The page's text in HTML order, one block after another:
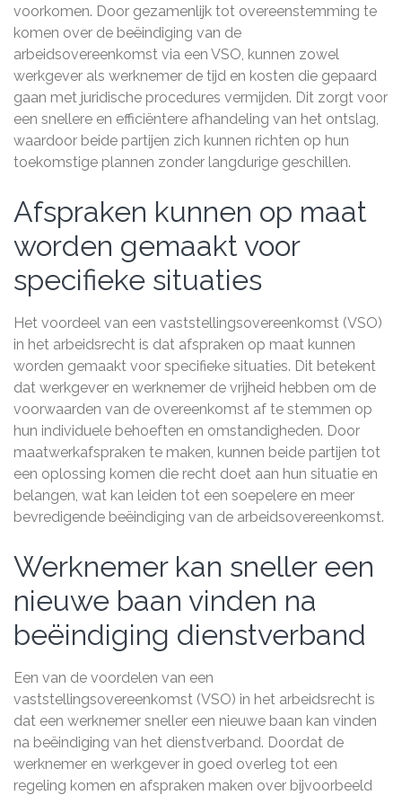
voorkomen. Door gezamenlijk tot overeenstemming te
komen over de beëindiging van de
arbeidsovereenkomst via een VSO, kunnen zowel
werkgever als werknemer de tijd en kosten die gepaard
gaan met juridische procedures vermijden. Dit zorgt voor
een snellere en efficiëntere afhandeling van het ontslag,
waardoor beide partijen zich kunnen richten op hun
toekomstige plannen zonder langdurige geschillen.
Afspraken kunnen op maat
worden gemaakt voor
specifieke situaties
Het voordeel van een vaststellingsovereenkomst (VSO)
in het arbeidsrecht is dat afspraken op maat kunnen
worden gemaakt voor specifieke situaties. Dit betekent
dat werkgever en werknemer de vrijheid hebben om de
voorwaarden van de overeenkomst af te stemmen op
hun individuele behoeften en omstandigheden. Door
maatwerkafspraken te maken, kunnen beide partijen tot
een oplossing komen die recht doet aan hun situatie en
belangen, wat kan leiden tot een soepelere en meer
bevredigende beëindiging van de arbeidsovereenkomst.
Werknemer kan sneller een
nieuwe baan vinden na
beëindiging dienstverband
Een van de voordelen van een
vaststellingsovereenkomst (VSO) in het arbeidsrecht is
dat een werknemer sneller een nieuwe baan kan vinden
na beëindiging van het dienstverband. Doordat de
werknemer en werkgever in goed overleg tot een
regeling komen en afspraken maken over bijvoorbeeld